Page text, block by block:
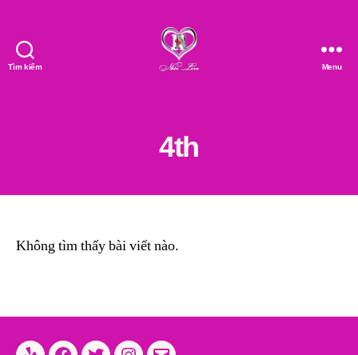
Tìm kiếm Menu
4th
Không tìm thấy bài viết nào.